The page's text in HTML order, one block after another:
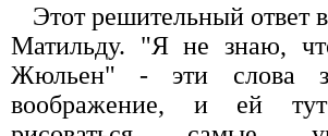
Этот решительный ответ
Матильду. "Я не знаю,
Жюльен" - эти слова
воображение, и ей